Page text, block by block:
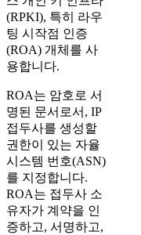
(RPKI), 특히 라우
팅 시작점 인증
(ROA) 개체를 사
용합니다.
ROA는 암호로 서
명된 문서로서, IP
접두사를 생성할
권한이 있는 자율
시스템 번호(ASN)
를 지정합니다.
ROA는 접두사 소
유자가 계약을 인
증하고, 서명하고,